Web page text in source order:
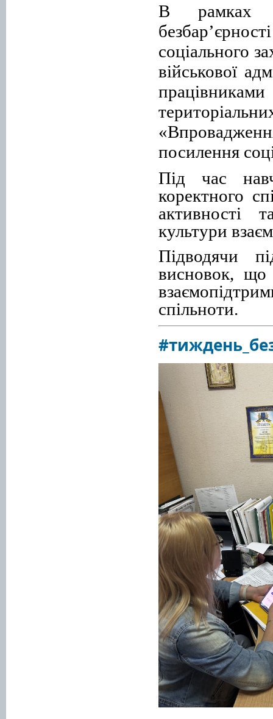
В рамках
соціального
військової
працівниками
посилення
Під час
коректного
активності
культури
Підводячи
висновок, що
спільноти.